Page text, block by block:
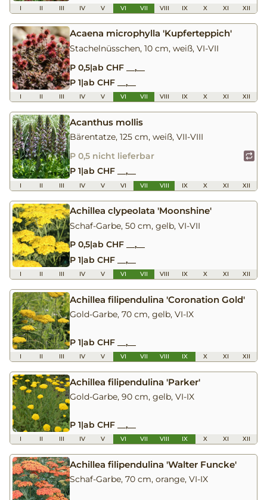
I II III IV V VI VII VIII IX X XI XII
Acaena microphylla 'Kupferteppich'
Stachelnüsschen, 10 cm, weiß, VI-VII
P 0,5|ab CHF __,__
P 1|ab CHF __,__
I II III IV V VI VII VIII IX X XI XII
Acanthus mollis
Bärentatze, 125 cm, weiß, VII-VIII
P 0,5 nicht lieferbar
P 1|ab CHF __,__
I II III IV V VI VII VIII IX X XI XII
Achillea clypeolata 'Moonshine'
Schaf-Garbe, 50 cm, gelb, VI-VII
P 0,5|ab CHF __,__
P 1|ab CHF __,__
I II III IV V VI VII VIII IX X XI XII
Achillea filipendulina 'Coronation Gold'
Gold-Garbe, 70 cm, gelb, VI-IX
P 1|ab CHF __,__
I II III IV V VI VII VIII IX X XI XII
Achillea filipendulina 'Parker'
Gold-Garbe, 90 cm, gelb, VI-IX
P 1|ab CHF __,__
I II III IV V VI VII VIII IX X XI XII
Achillea filipendulina 'Walter Funcke'
Schaf-Garbe, 70 cm, orange, VI-IX